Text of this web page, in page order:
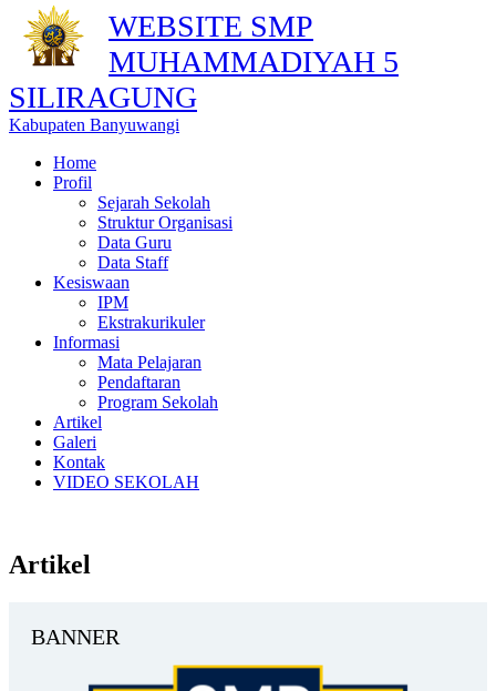
WEBSITE SMP
MUHAMMADIYAH 5
SILIRAGUNG
Kabupaten Banyuwangi
Home
Profil
Sejarah Sekolah
Struktur Organisasi
Data Guru
Data Staff
Kesiswaan
IPM
Ekstrakurikuler
Informasi
Mata Pelajaran
Pendaftaran
Program Sekolah
Artikel
Galeri
Kontak
VIDEO SEKOLAH
Artikel
BANNER